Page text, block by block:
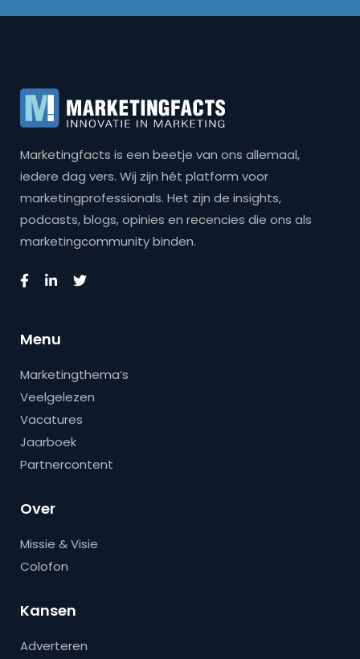
Marketingfacts is een beetje van ons allemaal,
iedere dag vers. Wij zijn hét platform voor
marketingprofessionals. Het zijn de insights,
podcasts, blogs, opinies en recencies die ons als
marketingcommunity binden.
Menu
Marketingthema’s
Veelgelezen
Vacatures
Jaarboek
Partnercontent
Over
Missie & Visie
Colofon
Kansen
Adverteren